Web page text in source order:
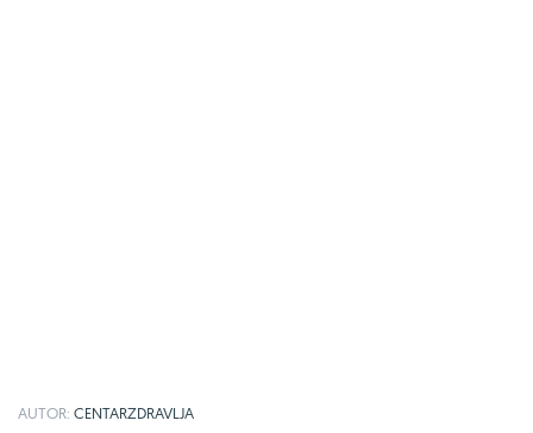
AUTOR: CENTARZDRAVLJA